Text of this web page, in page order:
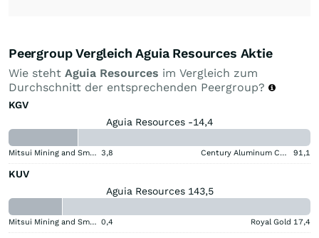
Peergroup Vergleich Aguia Resources Aktie
Wie steht Aguia Resources im Vergleich zum
Durchschnitt der entsprechenden Peergroup?
KGV
Aguia Resources -14,4
Mitsui Mining and Smelting Company 3,8 Century Aluminum Company 91,1
KUV
Aguia Resources 143,5
Mitsui Mining and Smelting Company 0,4 Royal Gold 17,4